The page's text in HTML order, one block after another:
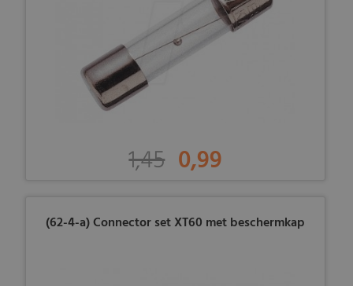
1,45 0,99
(62-4-a) Connector set XT60 met beschermkap